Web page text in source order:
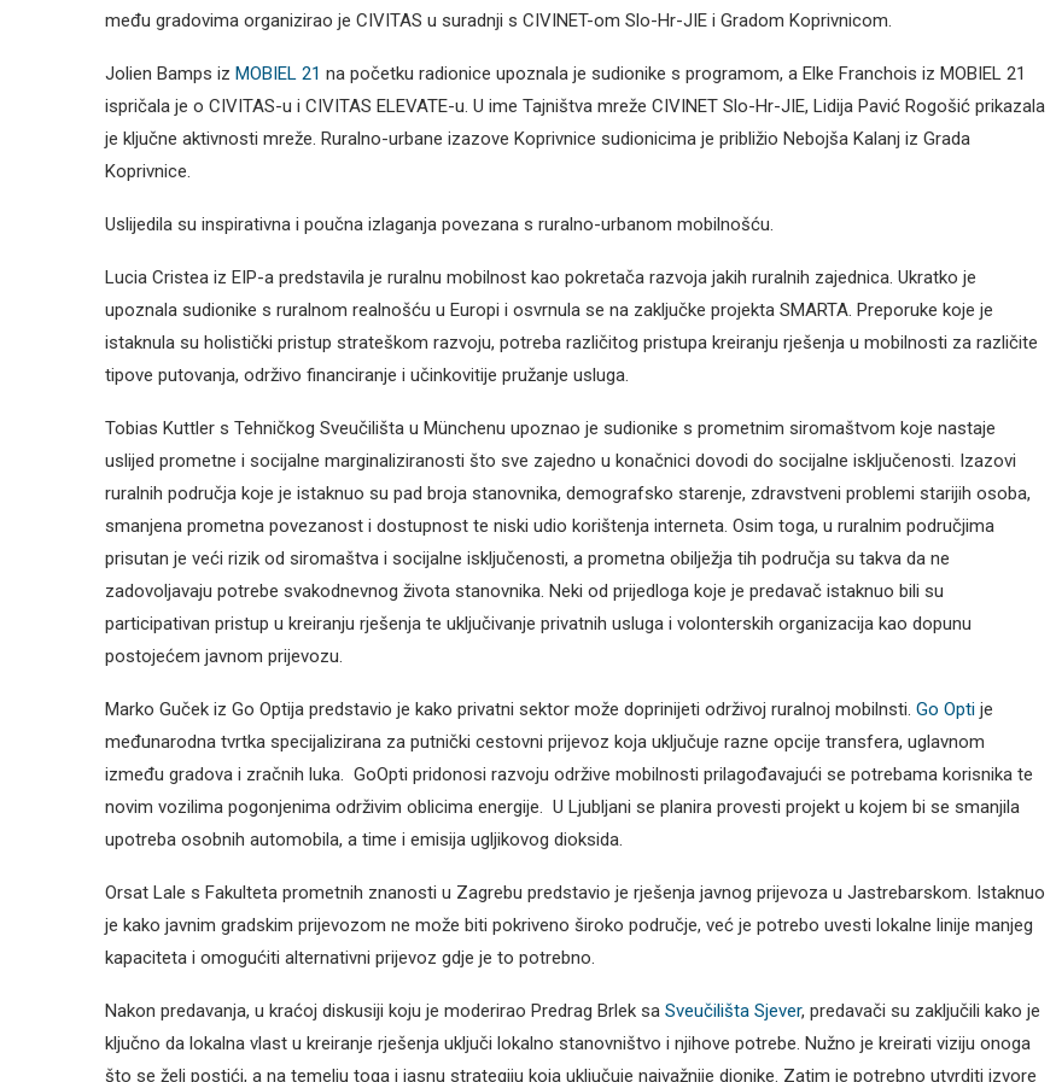
među gradovima organizirao je CIVITAS u suradnji s CIVINET-om Slo-Hr-JIE i Gradom Koprivnicom.
Jolien Bamps iz MOBIEL 21 na početku radionice upoznala je sudionike s programom, a Elke Franchois iz MOBIEL 21
ispričala je o CIVITAS-u i CIVITAS ELEVATE-u. U ime Tajništva mreže CIVINET Slo-Hr-JIE, Lidija Pavić Rogošić prikazala
je ključne aktivnosti mreže. Ruralno-urbane izazove Koprivnice sudionicima je približio Nebojša Kalanj iz Grada
Koprivnice.
Uslijedila su inspirativna i poučna izlaganja povezana s ruralno-urbanom mobilnošću.
Lucia Cristea iz EIP-a predstavila je ruralnu mobilnost kao pokretača razvoja jakih ruralnih zajednica. Ukratko je
upoznala sudionike s ruralnom realnošću u Europi i osvrnula se na zaključke projekta SMARTA. Preporuke koje je
istaknula su holistički pristup strateškom razvoju, potreba različitog pristupa kreiranju rješenja u mobilnosti za različite
tipove putovanja, održivo financiranje i učinkovitije pružanje usluga.
Tobias Kuttler s Tehničkog Sveučilišta u Münchenu upoznao je sudionike s prometnim siromaštvom koje nastaje
uslijed prometne i socijalne marginaliziranosti što sve zajedno u konačnici dovodi do socijalne isključenosti. Izazovi
ruralnih područja koje je istaknuo su pad broja stanovnika, demografsko starenje, zdravstveni problemi starijih osoba,
smanjena prometna povezanost i dostupnost te niski udio korištenja interneta. Osim toga, u ruralnim područjima
prisutan je veći rizik od siromaštva i socijalne isključenosti, a prometna obilježja tih područja su takva da ne
zadovoljavaju potrebe svakodnevnog života stanovnika. Neki od prijedloga koje je predavač istaknuo bili su
participativan pristup u kreiranju rješenja te uključivanje privatnih usluga i volonterskih organizacija kao dopunu
postojećem javnom prijevozu.
Marko Guček iz Go Optija predstavio je kako privatni sektor može doprinijeti održivoj ruralnoj mobilnsti. Go Opti je
međunarodna tvrtka specijalizirana za putnički cestovni prijevoz koja uključuje razne opcije transfera, uglavnom
između gradova i zračnih luka. GoOpti pridonosi razvoju održive mobilnosti prilagođavajući se potrebama korisnika te
novim vozilima pogonjenima održivim oblicima energije. U Ljubljani se planira provesti projekt u kojem bi se smanjila
upotreba osobnih automobila, a time i emisija ugljikovog dioksida.
Orsat Lale s Fakulteta prometnih znanosti u Zagrebu predstavio je rješenja javnog prijevoza u Jastrebarskom. Istaknuo
je kako javnim gradskim prijevozom ne može biti pokriveno široko područje, već je potrebo uvesti lokalne linije manjeg
kapaciteta i omogućiti alternativni prijevoz gdje je to potrebno.
Nakon predavanja, u kraćoj diskusiji koju je moderirao Predrag Brlek sa Sveučilišta Sjever, predavači su zaključili kako je
ključno da lokalna vlast u kreiranje rješenja uključi lokalno stanovništvo i njihove potrebe. Nužno je kreirati viziju onoga
što se želi postići, a na temelju toga i jasnu strategiju koja uključuje najvažnije dionike. Zatim je potrebno utvrditi izvore